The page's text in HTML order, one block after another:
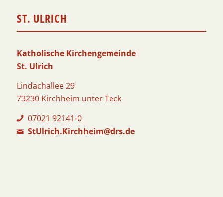
ST. ULRICH
Katholische Kirchengemeinde
St. Ulrich
Lindachallee 29
73230 Kirchheim unter Teck
07021 92141-0
StUlrich.Kirchheim@drs.de